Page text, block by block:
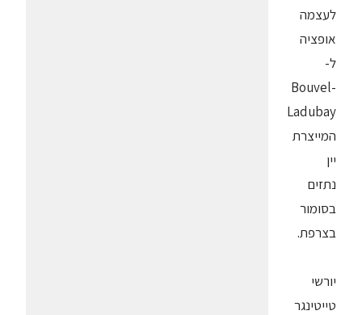
לעצמה
אופציה
ל-
Bouvel-
Ladubay
המייצרת
יין
נתזים
בסומור
בצרפת.
יורשי
טייטינגר